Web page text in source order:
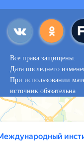
Все права защищены.
Дата последнего
При использовании
источник обязательна